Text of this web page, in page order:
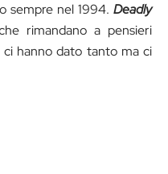
sempre nel 1994. Deadly
rimandano a pensieri
hanno dato tanto ma ci